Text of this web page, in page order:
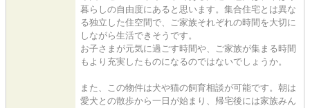
暮らしの自由度にあると思います。集合住宅とは異な
る独立した住空間で、ご家族それぞれの時間を大切に
しながら生活できそうです。
お子さまが元気に過ごす時間や、ご家族が集まる時間
もより充実したものになるのではないでしょうか。
また、この物件は犬や猫の飼育相談が可能です。朝は
愛犬との散歩から一日が始まり、帰宅後には家族みん